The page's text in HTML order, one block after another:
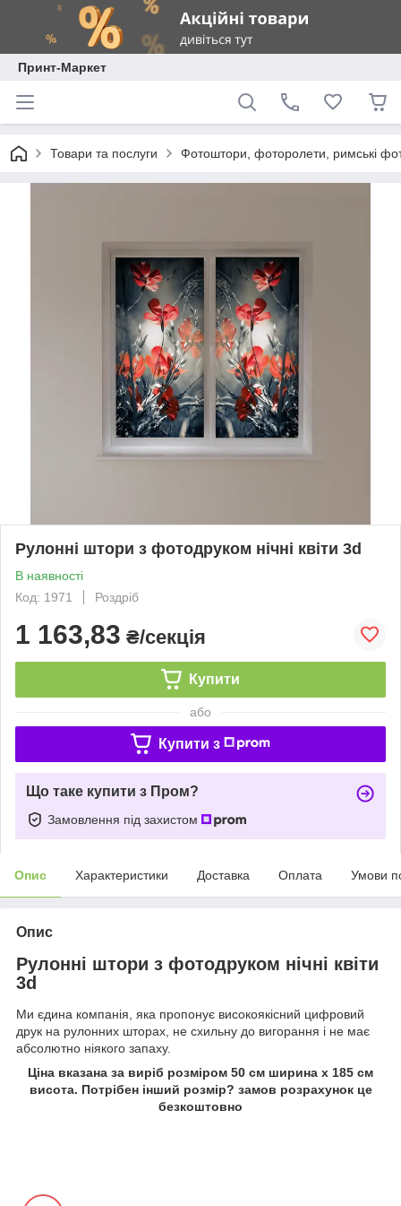
Принт-Маркет
Товари та послуги Фотоштори, фоторолети, римські
Рулонні штори з фотодруком нічні квіти 3d
В наявності
Код: 1971
Роздріб
1 163,83 ₴/секція
Купити
або
Купити з
Що таке купити з Пром?
Замовлення під захистом
Опис Характеристики Доставка Оплата Умови
Опис
Рулонні штори з фотодруком нічні квіти
3d
Ми єдина компанія, яка пропонує високоякісний цифровий
друк на рулонних шторах, не схильну до вигорання і не має
абсолютно ніякого запаху.
Ціна вказана за виріб розміром 50 см ширина х 185 см
висота. Потрібен інший розмір? замов розрахунок це
безкоштовно